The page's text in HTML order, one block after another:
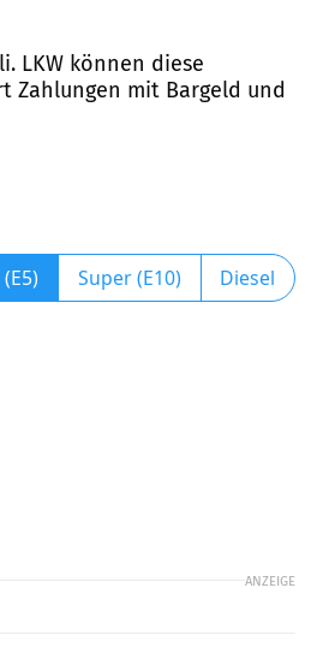
LKW können diese
Zahlungen mit Bargeld und
Super (E10) Diesel
ANZEIGE